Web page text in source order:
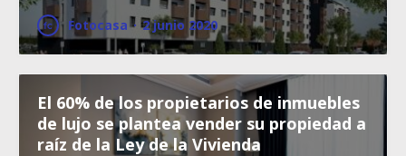
Fotocasa · 2 junio 2020
El 60% de los propietarios de inmuebles
de lujo se plantea vender su propiedad a
raíz de la Ley de la Vivienda